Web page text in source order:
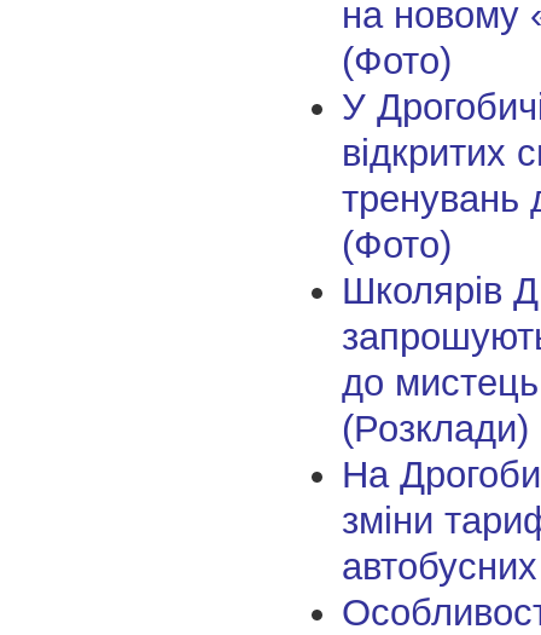
на новому
(Фото)
У
відкритих
тренувань
(Фото)
Школярів
до
(Розклади)
На
зміни